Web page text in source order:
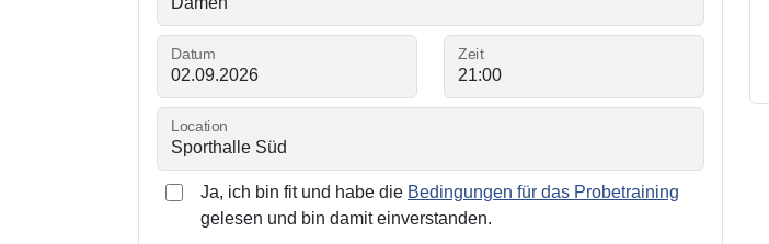
Datum Zeit
Location
Ja, ich bin fit und habe die Bedingungen für das Probetraining
gelesen und bin damit einverstanden.